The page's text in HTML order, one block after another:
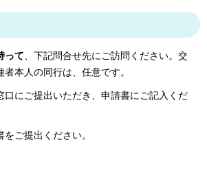
って 、下記問合せ先にご訪問ください。交
本人の同行は、任意です。
口にご提出いただき、申請書にご記入くだ
ご提出ください。